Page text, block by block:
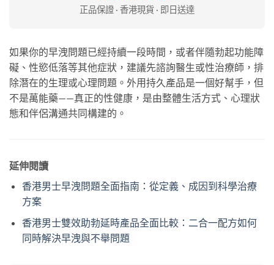
正品保證 · 香港現貨 · 即日送達
如果你的早洩問題已經持續一段時間，或者伴隨勃起功能障
礙、性慾低落等其他症狀，建議先諮詢醫生或性治療師，排
除潛在的生理或心理問題。外用持久產品是一個好幫手，但
不是萬能藥——真正的性健康，是由整體生活方式、心理狀
態和伴侶溝通共同構建的。
延伸閱讀
香港男士早洩問題全面指南：從定義、成因到科學治療
方案
香港男士雙效助勃延時產品全面比較：二合一配方如何
同時解決早洩與不舉問題